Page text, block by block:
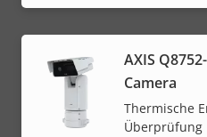
AXIS
Camera
Thermische
Überprüfung